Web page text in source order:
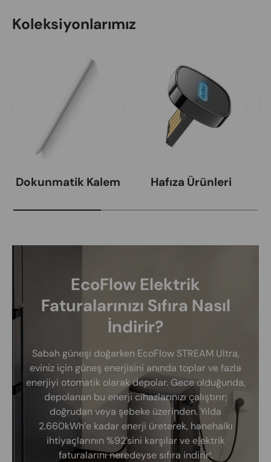
Koleksiyonlarımız
Dokunmatik Kalem Hafıza Ürünleri
EcoFlow Elektrik
Faturalarınızı Sıfıra Nasıl
İndirir?
Sabah güneşi doğarken EcoFlow STREAM Ultra,
eviniz için güneş enerjisini anında toplar ve fazla
enerjiyi otomatik olarak depolar. Gece olduğunda,
depolanan bu enerji cihazlarınızı çalıştırır;
doğrudan veya şebeke üzerinden. Yılda
2.660kWh’e kadar enerji üreterek, hanehalkı
ihtiyaçlarının %92’sini karşılar ve elektrik
faturalarını neredeyse sıfıra indirir¹.